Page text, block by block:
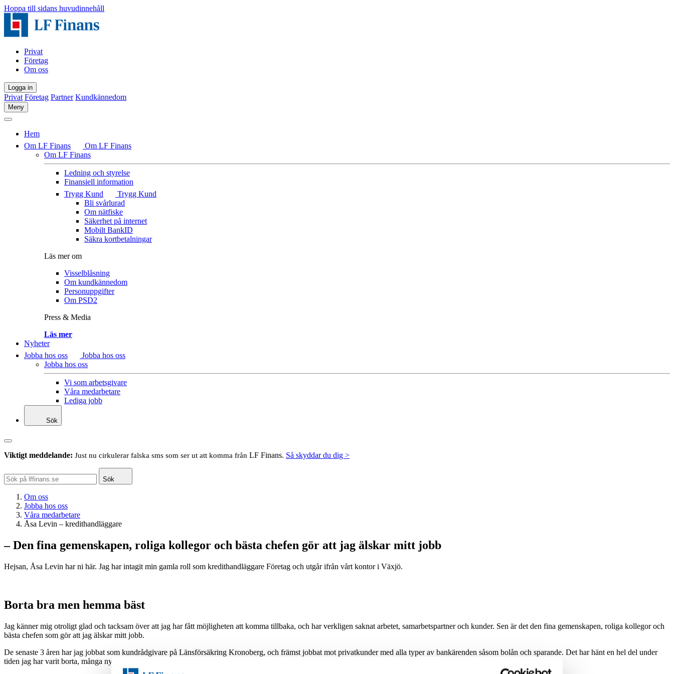
Hoppa till sidans huvudinnehåll
Privat
Företag
Om oss
Logga in
Privat Företag Partner Kundkännedom
Meny
Hem
Om LF Finans
Om LF Finans
Om LF Finans
Ledning och styrelse
Finansiell information
Trygg Kund
Trygg Kund
Bli svårlurad
Om nätfiske
Säkerhet på internet
Mobilt BankID
Säkra kortbetalningar
Läs mer om
Visselblåsning
Om kundkännedom
Personuppgifter
Om PSD2
Press & Media
Läs mer
Nyheter
Jobba hos oss
Jobba hos oss
Jobba hos oss
Vi som arbetsgivare
Våra medarbetare
Lediga jobb
Sök
Viktigt meddelande: Just nu cirkulerar falska sms som ser ut att komma från LF Finans. Så skyddar du dig >
Sök
Om oss
Jobba hos oss
Våra medarbetare
Åsa Levin – kredithandläggare
– Den fina gemenskapen, roliga kollegor och bästa chefen gör att jag älskar mitt jobb
Hejsan, Åsa Levin har ni här. Jag har intagit min gamla roll som kredithandläggare Företag och utgår ifrån vårt kontor i Växjö.
Borta bra men hemma bäst
Jag känner mig otroligt glad och tacksam över att jag har fått möjligheten att komma tillbaka, och har verkligen saknat arbetet, samarbetspartner och kunder. Sen är det den fina gemenskapen, roliga kollegor och
bästa chefen som gör att jag älskar mitt jobb.
De senaste 3 åren har jag jobbat som kundrådgivare på Länsförsäkring Kronoberg, och främst jobbat mot privatkunder med alla typer av bankärenden såsom bolån och sparande. Det har hänt en hel del under
tiden jag har varit borta, många nya satsningar och nyheter.